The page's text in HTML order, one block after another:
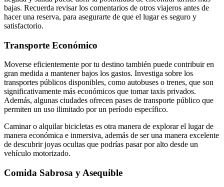
bajas. Recuerda revisar los comentarios de otros viajeros antes de
hacer una reserva, para asegurarte de que el lugar es seguro y
satisfactorio.
Transporte Económico
Moverse eficientemente por tu destino también puede contribuir en
gran medida a mantener bajos los gastos. Investiga sobre los
transportes públicos disponibles, como autobuses o trenes, que son
significativamente más económicos que tomar taxis privados.
Además, algunas ciudades ofrecen pases de transporte público que
permiten un uso ilimitado por un período específico.
Caminar o alquilar bicicletas es otra manera de explorar el lugar de
manera económica e inmersiva, además de ser una manera excelente
de descubrir joyas ocultas que podrías pasar por alto desde un
vehículo motorizado.
Comida Sabrosa y Asequible